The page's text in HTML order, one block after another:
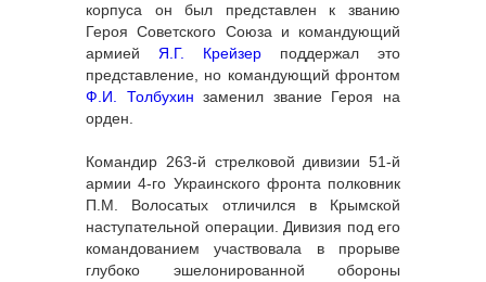
корпуса он был представлен к званию
Героя Советского Союза и командующий
армией Я.Г. Крейзер поддержал это
представление, но командующий фронтом
Ф.И. Толбухин заменил звание Героя на
орден.
Командир 263-й стрелковой дивизии 51-й
армии 4-го Украинского фронта полковник
П.М. Волосатых отличился в Крымской
наступательной операции. Дивизия под его
командованием участвовала в прорыве
глубоко эшелонированной обороны